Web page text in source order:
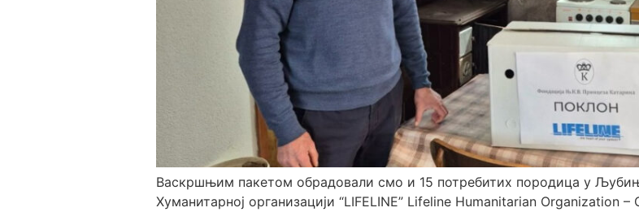
Васкршњим пакетом обрадовали смо и 15 потребитих породица у
Хуманитарној организацији “LIFELINE” Lifeline Humanitarian Organization